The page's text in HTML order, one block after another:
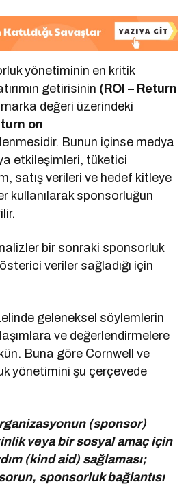
yönetiminin en kritik
getirisinin (ROI – Return
değeri üzerindeki
on
Bunun içinse medya
etkileşimleri, tüketici
satış verileri ve hedef kitleye
kullanılarak sponsorluğun
bir sonraki sponsorluk
veriler sağladığı için
geleneksel söylemlerin
ve değerlendirmelere
Buna göre Cornwell ve
yönetimini şu çerçevede
(sponsor)
veya bir sosyal amaç için
(kind aid) sağlaması;
sponsorluk bağlantısı